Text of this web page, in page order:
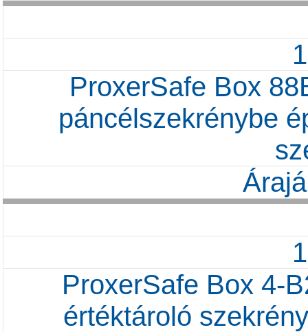
ProxerSafe Box
páncélszekrénybe
ProxerSafe Box 4-
értéktároló